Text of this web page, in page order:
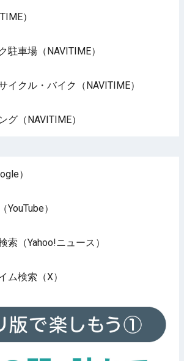
）
駐車場（NAVITIME）
イクル・バイク（NAVITIME）
グ（NAVITIME）
）
）
索（Yahoo!ニュース）
ム検索（X）